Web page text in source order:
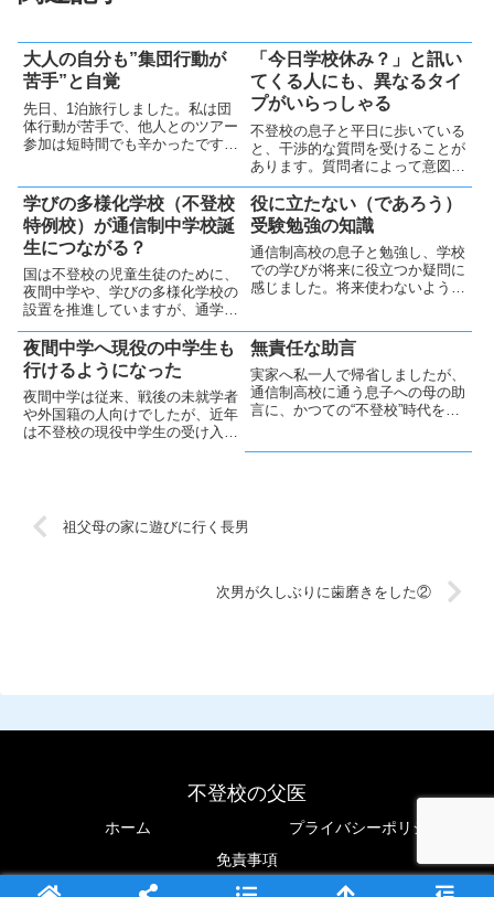
大人の自分も”集団行動が
苦手”と自覚
先日、1泊旅行しました。私は団
体行動が苦手で、他人とのツアー
参加は短時間でも辛かったです。
「今日学校休み？」と訊い
てくる人にも、異なるタイ
プがいらっしゃる
不登校の息子と平日に歩いている
と、干渉的な質問を受けることが
あります。質問者によって意図が
異なり、単なる疑問から情報収集
まで様々あることが分かりまし
た。
学びの多様化学校（不登校
特例校）が通信制中学校誕
生につながる？
国は不登校の児童生徒のために、
夜間中学や、学びの多様化学校の
設置を推進していますが、通学が
困難な生徒も多くいます。オンラ
イン授業の活用が進めば、通信制
中学の公認への道が開ける可能性
があり、遠方の生徒にも学習機会
が広がるでしょう。
役に立たない（であろう）
受験勉強の知識
通信制高校の息子と勉強し、学校
での学びが将来に役立つか疑問に
感じました。将来使わないような
変わる必要性を感じます。
夜間中学へ現役の中学生も
行けるようになった
夜間中学は従来、戦後の未就学者
や外国籍の人向けでしたが、近年
は不登校の現役中学生の受け入れ
無責任な助言
実家へ私一人で帰省しましたが、
通信制高校に通う息子への母の助
言に、かつての“不登校”時代を思
祖父母の家に遊びに行く長男
次男が久しぶりに歯磨きをした②
不登校の父医
ホーム
プライバシーポリシー
免責事項